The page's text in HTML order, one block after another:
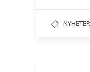
NYHETER